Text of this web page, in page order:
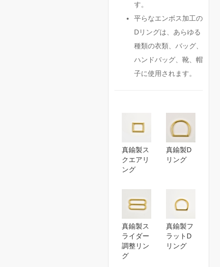
す。
平らなエンボス加工の
Dリングは、あらゆる
種類の衣類、バッグ、
ハンドバッグ、靴、帽
子に使用されます。
真鍮製ス
クエアリ
ング
真鍮製D
リング
真鍮製ス
ライダー
調整リン
グ
真鍮製フ
ラットD
リング